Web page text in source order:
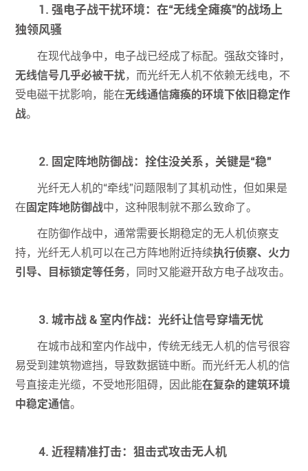
1. 强电子战干扰环境：在“无线全瘫痪”的战场上
独领风骚
在现代战争中，电子战已经成了标配。强敌交锋时，
无线信号几乎必被干扰，而光纤无人机不依赖无线电，不
受电磁干扰影响，能在无线通信瘫痪的环境下依旧稳定作
战。
2. 固定阵地防御战：拴住没关系，关键是“稳”
光纤无人机的“牵线”问题限制了其机动性，但如果是
在 固定阵地防御战中，这种限制就不那么致命了。
在防御作战中，通常需要长期稳定的无人机侦察支
持，光纤无人机可以在己方阵地附近持续执行侦察、火力
引导、目标锁定等任务，同时又能避开敌方电子战攻击。
3. 城市战 & 室内作战：光纤让信号穿墙无忧
在城市战和室内作战中，传统无线无人机的信号很容
易受到建筑物遮挡，导致数据链中断。而光纤无人机的信
号直接走光缆，不受地形阻碍，因此能在复杂的建筑环境
中稳定通信。
4. 近程精准打击：狙击式攻击无人机